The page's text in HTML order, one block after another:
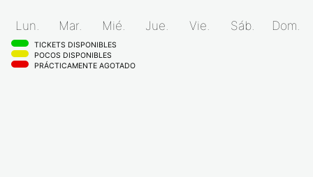
Lun. Mar. Mié. Jue. Vie. Sáb. Dom.
TICKETS DISPONIBLES
POCOS DISPONIBLES
PRÁCTICAMENTE AGOTADO